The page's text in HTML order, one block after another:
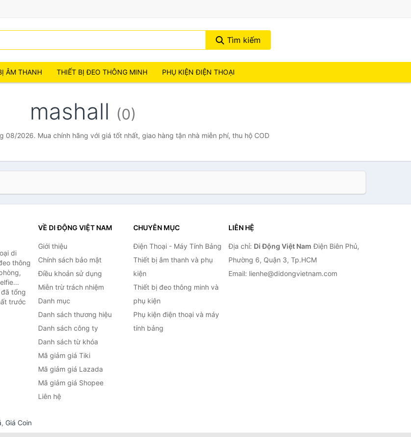
Tìm kiếm
ÂM THANH THIẾT BỊ ĐEO THÔNG MINH PHỤ KIỆN ĐIỆN THOẠI
mashall (0)
08/2026. Mua chính hãng với giá tốt nhất, giao hàng tận nhà miễn phí, thu hộ COD
di
thông
tổng
trước
VỀ DI ĐỘNG VIỆT NAM
Giới thiệu
Chính sách bảo mật
Điều khoản sử dụng
Miễn trừ trách nhiệm
Danh mục
Danh sách thương hiệu
Danh sách công ty
Danh sách từ khóa
Mã giảm giá Tiki
Mã giảm giá Lazada
Mã giảm giá Shopee
Liên hệ
CHUYÊN MỤC
Điện Thoại - Máy Tính Bảng
Thiết bị âm thanh và phụ
kiện
Thiết bị đeo thông minh và
phụ kiện
Phụ kiện điện thoại và máy
tính bảng
LIÊN HỆ
Địa chỉ: Di Động Việt Nam Điện Biên Phủ,
Phường 6, Quận 3, Tp.HCM
Email: lienhe@didongvietnam.com
, Giá Coin